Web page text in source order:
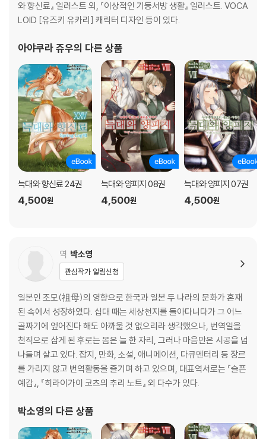
와 향신료』 일러스트 외, 『이상적인 기둥서방 생활』 일러스트. VOCA
LOID [유즈키 유카리] 캐릭터 디자인 등이 있다.
아야쿠라 쥬우의 다른 상품
늑대와 향신료 24권
4,500원
늑대와 양피지 08권
4,500원
늑대와 양피지 07권
4,500원
역 박소영
관심작가 알림신청
일본인 조모(祖母)의 영향으로 한국과 일본 두 나라의 문화가 혼재
된 속에서 성장하였다. 십대 때는 세상천지를 돌아다니다가 그 어느
골짜기에 엎어진다 해도 아까울 것 없으리라 생각했으나, 번역일을
천직으로 삼게 된 후로는 몸은 늘 한 자리, 그러나 마음만은 시공을 넘
나들며 살고 있다. 잡지, 만화, 소설, 애니메이션, 다큐멘터리 등 장르
를 가리지 않고 번역활동을 즐기며 하고 있으며, 대표역서로는 『슬픈
예감』, 『히라이가이 코츠의 추리 노트』 외 다수가 있다.
박소영의 다른 상품